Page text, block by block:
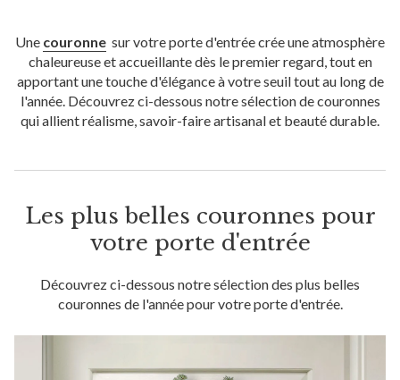
Une couronne sur votre porte d'entrée crée une atmosphère
chaleureuse et accueillante dès le premier regard, tout en
apportant une touche d'élégance à votre seuil tout au long de
l'année. Découvrez ci-dessous notre sélection de couronnes
qui allient réalisme, savoir-faire artisanal et beauté durable.
Les plus belles couronnes pour
votre porte d'entrée
Découvrez ci-dessous notre sélection des plus belles
couronnes de l'année pour votre porte d'entrée.